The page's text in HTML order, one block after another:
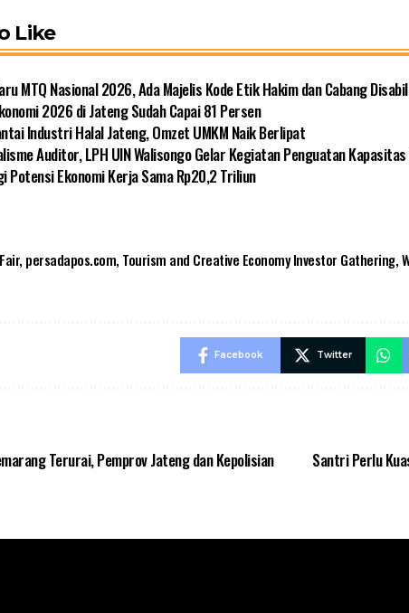
Like
MTQ Nasional 2026, Ada Majelis Kode Etik Hakim dan Cabang
2026 di Jateng Sudah Capai 81 Persen
Industri Halal Jateng, Omzet UMKM Naik Berlipat
Auditor, LPH UIN Walisongo Gelar Kegiatan Penguatan
Potensi Ekonomi Kerja Sama Rp20,2 Triliun
, persadapos.com, Tourism and Creative Economy Investor Gathering,
Facebook Twitter
Terurai, Pemprov Jateng dan Kepolisian
Santri Perlu